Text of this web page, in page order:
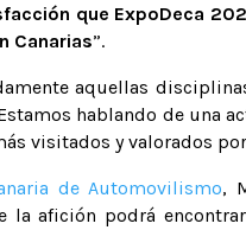
que ExpoDeca
Canarias”.
aquellas
hablando de una
visitados y valorados
de Automovilismo,
la afición podrá